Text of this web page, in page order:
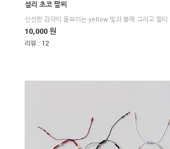
셜리 초코 팔찌
10,000 원
리뷰 : 12